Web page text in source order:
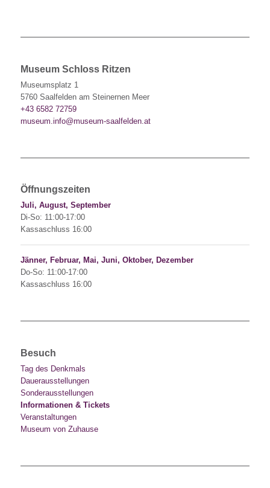
Museum Schloss Ritzen
Museumsplatz 1
5760 Saalfelden am Steinernen Meer
+43 6582 72759
museum.info@museum-saalfelden.at
Öffnungszeiten
Juli, August, September
Di-So: 11:00-17:00
Kassaschluss 16:00
Jänner, Februar, Mai, Juni, Oktober, Dezember
Do-So: 11:00-17:00
Kassaschluss 16:00
Besuch
Tag des Denkmals
Dauerausstellungen
Sonderausstellungen
Informationen & Tickets
Veranstaltungen
Museum von Zuhause